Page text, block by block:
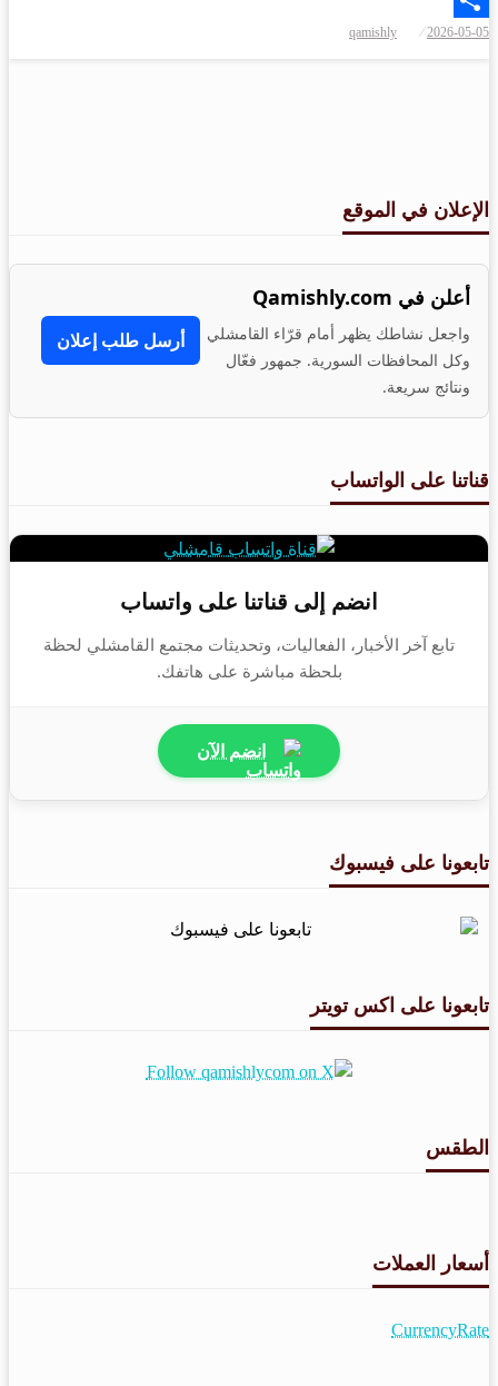
Share
نُشر
في
2026-05-05
qamishly
الإعلان في الموقع
أعلن في Qamishly.com
واجعل نشاطك يظهر أمام قرّاء القامشلي
وكل المحافظات السورية. جمهور فعّال
ونتائج سريعة.
أرسل طلب إعلان
قناتنا على الواتساب
انضم إلى قناتنا على واتساب
تابع آخر الأخبار، الفعاليات، وتحديثات مجتمع القامشلي لحظة
بلحظة مباشرة على هاتفك.
انضم الآن
تابعونا على فيسبوك
تابعونا على اكس تويتر
الطقس
أسعار العملات
CurrencyRate